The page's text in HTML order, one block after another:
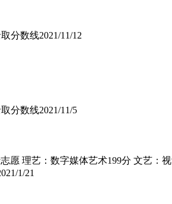
分数线2021/11/12
分数线2021/11/5
愿 理艺：数字媒体艺术199分 文艺：
1/21